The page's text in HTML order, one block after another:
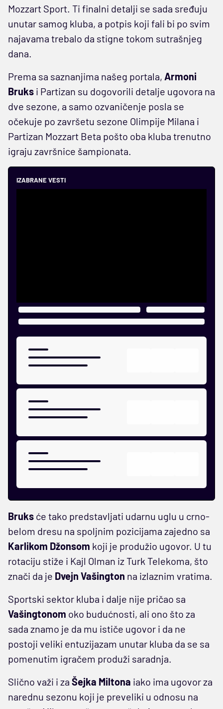
Mozzart Sport. Ti finalni detalji se sada sređuju
unutar samog kluba, a potpis koji fali bi po svim
najavama trebalo da stigne tokom sutrašnjeg
dana.
Prema sa saznanjima našeg portala, Armoni
Bruks i Partizan su dogovorili detalje ugovora na
dve sezone, a samo ozvaničenje posla se
očekuje po završetu sezone Olimpije Milana i
Partizan Mozzart Beta pošto oba kluba trenutno
igraju završnice šampionata.
IZABRANE VESTI
Bruks će tako predstavljati udarnu uglu u crno-
belom dresu na spoljnim pozicijama zajedno sa
Karlikom Džonsom koji je produžio ugovor. U tu
rotaciju stiže i Kajl Olman iz Turk Telekoma, što
znači da je Dvejn Vašington na izlaznim vratima.
Sportski sektor kluba i dalje nije pričao sa
Vašingtonom oko budućnosti, ali ono što za
sada znamo je da mu ističe ugovor i da ne
postoji veliki entuzijazam unutar kluba da se sa
pomenutim igračem produži saradnja.
Slično važi i za Šejka Miltona iako ima ugovor za
narednu sezonu koji je preveliki u odnosu na